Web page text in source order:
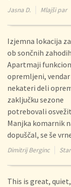
Jasna D. Mlajši par
Izjemna lokacija
ob sončnih
Apartmaji
opremljeni,
nekateri deli
zaključku sezone
potrebovali
Manjka komarnik
dopuščal, se še
Dimitrij Berginc
This is great,